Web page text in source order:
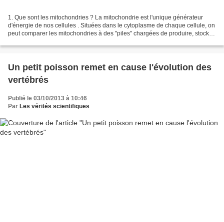
1. Que sont les mitochondries ? La mitochondrie est l'unique générateur
d'énergie de nos cellules . Situées dans le cytoplasme de chaque cellule, on
peut comparer les mitochondries à des "piles" chargées de produire, stocker
Un petit poisson remet en cause l'évolution des
vertébrés
Publié le 03/10/2013 à 10:46
Par Les vérités scientifiques